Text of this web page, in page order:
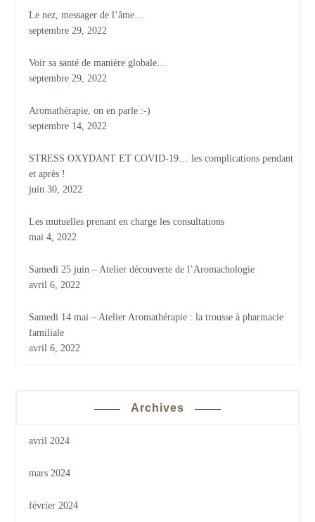
Le nez, messager de l’âme…
septembre 29, 2022
Voir sa santé de manière globale…
septembre 29, 2022
Aromathérapie, on en parle :-)
septembre 14, 2022
STRESS OXYDANT ET COVID-19… les complications pendant
et après !
juin 30, 2022
Les mutuelles prenant en charge les consultations
mai 4, 2022
Samedi 25 juin – Atelier découverte de l’Aromachologie
avril 6, 2022
Samedi 14 mai – Atelier Aromathérapie : la trousse à pharmacie
familiale
avril 6, 2022
Archives
avril 2024
mars 2024
février 2024